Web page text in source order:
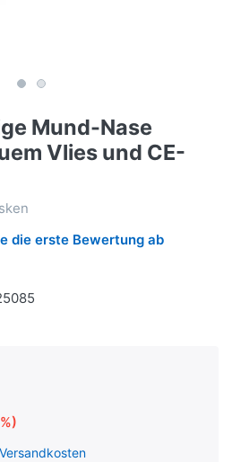
Mund-Nase
Vlies und CE-
die erste Bewertung ab
Versandkosten